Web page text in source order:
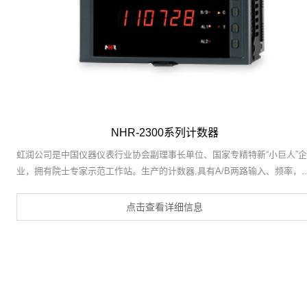
NHR-2300系列计数器
虹润公司是中国仪器仪表行业协会副理事长单位、国家专精特新“小巨人”企
业，拥有院士专家示范工作站。生产的计数器,具有A/B两路输入、频率，转
获得基于仪表壳体、一种仪表电源等2项国家发明专利，主持起草流程工业
中电气/仪表和控制系统的试车国家标准，通信系统多通道数据采集控制终
点击查看详细信息